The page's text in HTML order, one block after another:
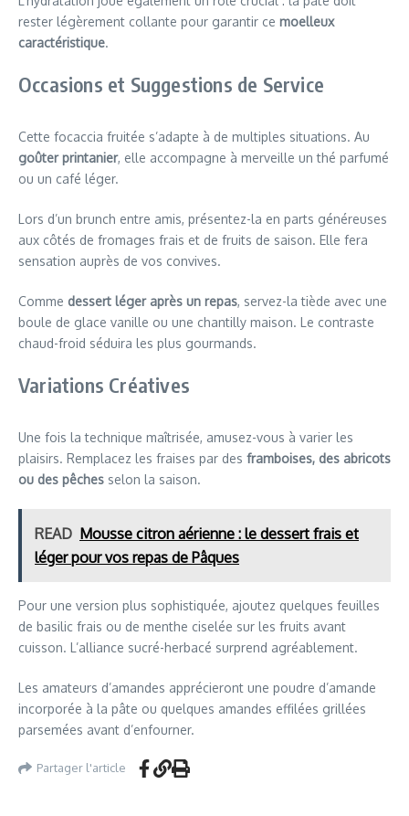
rester légèrement collante pour garantir ce moelleux
caractéristique.
Occasions et Suggestions de Service
Cette focaccia fruitée s’adapte à de multiples situations. Au
goûter printanier, elle accompagne à merveille un thé parfumé
ou un café léger.
Lors d’un brunch entre amis, présentez-la en parts généreuses
aux côtés de fromages frais et de fruits de saison. Elle fera
sensation auprès de vos convives.
Comme dessert léger après un repas, servez-la tiède avec une
boule de glace vanille ou une chantilly maison. Le contraste
chaud-froid séduira les plus gourmands.
Variations Créatives
Une fois la technique maîtrisée, amusez-vous à varier les
plaisirs. Remplacez les fraises par des framboises, des abricots
ou des pêches selon la saison.
READ Mousse citron aérienne : le dessert frais et
léger pour vos repas de Pâques
Pour une version plus sophistiquée, ajoutez quelques feuilles
de basilic frais ou de menthe ciselée sur les fruits avant
cuisson. L’alliance sucré-herbacé surprend agréablement.
Les amateurs d’amandes apprécieront une poudre d’amande
incorporée à la pâte ou quelques amandes effilées grillées
parsemées avant d’enfourner.
Partager l'article